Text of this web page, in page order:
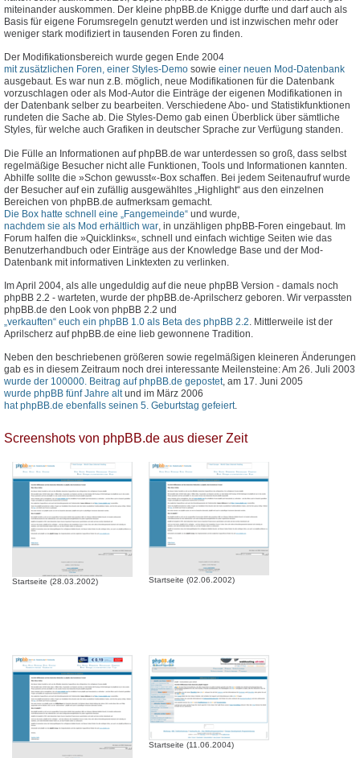
miteinander auskommen. Der kleine phpBB.de Knigge durfte und darf auch als
Basis für eigene Forumsregeln genutzt werden und ist inzwischen mehr oder
weniger stark modifiziert in tausenden Foren zu finden.
Der Modifikationsbereich wurde gegen Ende 2004
mit zusätzlichen Foren, einer Styles-Demo sowie einer neuen Mod-Datenbank
ausgebaut. Es war nun z.B. möglich, neue Modifikationen für die Datenbank
vorzuschlagen oder als Mod-Autor die Einträge der eigenen Modifikationen in
der Datenbank selber zu bearbeiten. Verschiedene Abo- und Statistikfunktionen
rundeten die Sache ab. Die Styles-Demo gab einen Überblick über sämtliche
Styles, für welche auch Grafiken in deutscher Sprache zur Verfügung standen.
Die Fülle an Informationen auf phpBB.de war unterdessen so groß, dass selbst
regelmäßige Besucher nicht alle Funktionen, Tools und Informationen kannten.
Abhilfe sollte die »Schon gewusst«-Box schaffen. Bei jedem Seitenaufruf wurde
der Besucher auf ein zufällig ausgewähltes „Highlight“ aus den einzelnen
Bereichen von phpBB.de aufmerksam gemacht.
Die Box hatte schnell eine „Fangemeinde“ und wurde,
nachdem sie als Mod erhältlich war , in unzähligen phpBB-Foren eingebaut. Im
Forum halfen die »Quicklinks«, schnell und einfach wichtige Seiten wie das
Benutzerhandbuch oder Einträge aus der Knowledge Base und der Mod-
Datenbank mit informativen Linktexten zu verlinken.
Im April 2004, als alle ungeduldig auf die neue phpBB Version - damals noch
phpBB 2.2 - warteten, wurde der phpBB.de-Aprilscherz geboren. Wir verpassten
phpBB.de den Look von phpBB 2.2 und
„verkauften“ euch ein phpBB 1.0 als Beta des phpBB 2.2. Mittlerweile ist der
Aprilscherz auf phpBB.de eine lieb gewonnene Tradition.
Neben den beschriebenen größeren sowie regelmäßigen kleineren Änderungen
gab es in diesem Zeitraum noch drei interessante Meilensteine: Am 26. Juli 2003
wurde der 100000. Beitrag auf phpBB.de gepostet, am 17. Juni 2005
wurde phpBB fünf Jahre altund im März 2006
hat phpBB.de ebenfalls seinen 5. Geburtstag gefeiert.
Screenshots von phpBB.de aus dieser Zeit
Startseite (28.03.2002) Startseite (02.06.2002)
Startseite (11.06.2004)